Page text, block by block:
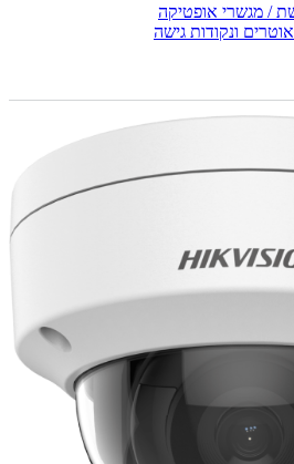
/ מגשרי אופטיקה
ונקודות גישה